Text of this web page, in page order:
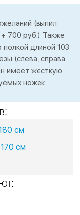
(выпил
700 руб.). Также
длиной 103
(слева, справа
имеет жесткую
ножек.
см
170 см